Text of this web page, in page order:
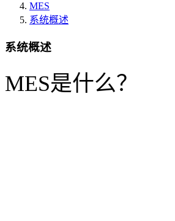
MES
系统概述
系统概述
MES是什么？